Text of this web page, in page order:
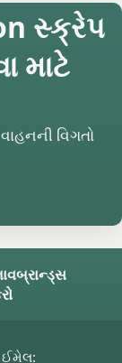
સ્ક્રેપ
માટે
વિગતો
બ્રાન્ડ્સ